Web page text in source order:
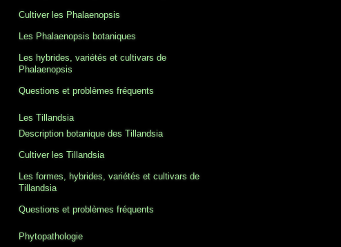
Cultiver les Phalaenopsis
Les Phalaenopsis botaniques
Les hybrides, variétés et cultivars de
Phalaenopsis
Questions et problèmes fréquents
Les Tillandsia
Description botanique des Tillandsia
Cultiver les Tillandsia
Les formes, hybrides, variétés et cultivars de
Tillandsia
Questions et problèmes fréquents
Phytopathologie